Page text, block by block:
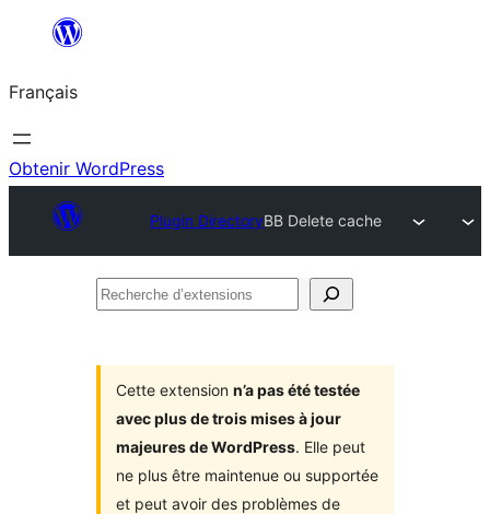
contenu
Français
Obtenir WordPress
Plugin DirectoryBB Delete cache
Recherche
Cette extension n’a pas été testée
avec plus de trois mises à jour
majeures de WordPress. Elle peut
ne plus être maintenue ou supportée
et peut avoir des problèmes de